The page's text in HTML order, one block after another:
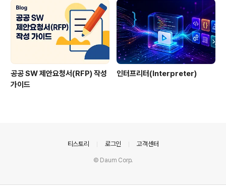
공공 SW 제안요청서(RFP) 작성
가이드
인터프리터(Interpreter)
티스토리 로그인 고객센터
© Daum Corp.